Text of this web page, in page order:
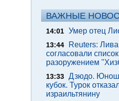
ВАЖНЫЕ
14:01 Умер отец
13:44
Reuters:
согласовали
разоружением
13:33 Дзюдо.
кубок. Турок
израильтянину